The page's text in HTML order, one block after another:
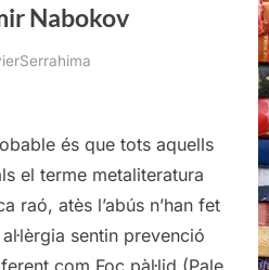
Nabokov
és que tots aquells
el terme metaliteratura
atès l’abús n’han fet
sentin prevenció
com Foc pàl·lid (Pale